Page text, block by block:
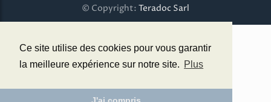
Ce site utilise des cookies pour vous garantir
la meilleure expérience sur notre site. Plus
© Copyright: Teradoc Sarl